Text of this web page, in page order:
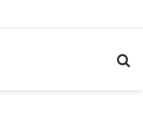
plein essor